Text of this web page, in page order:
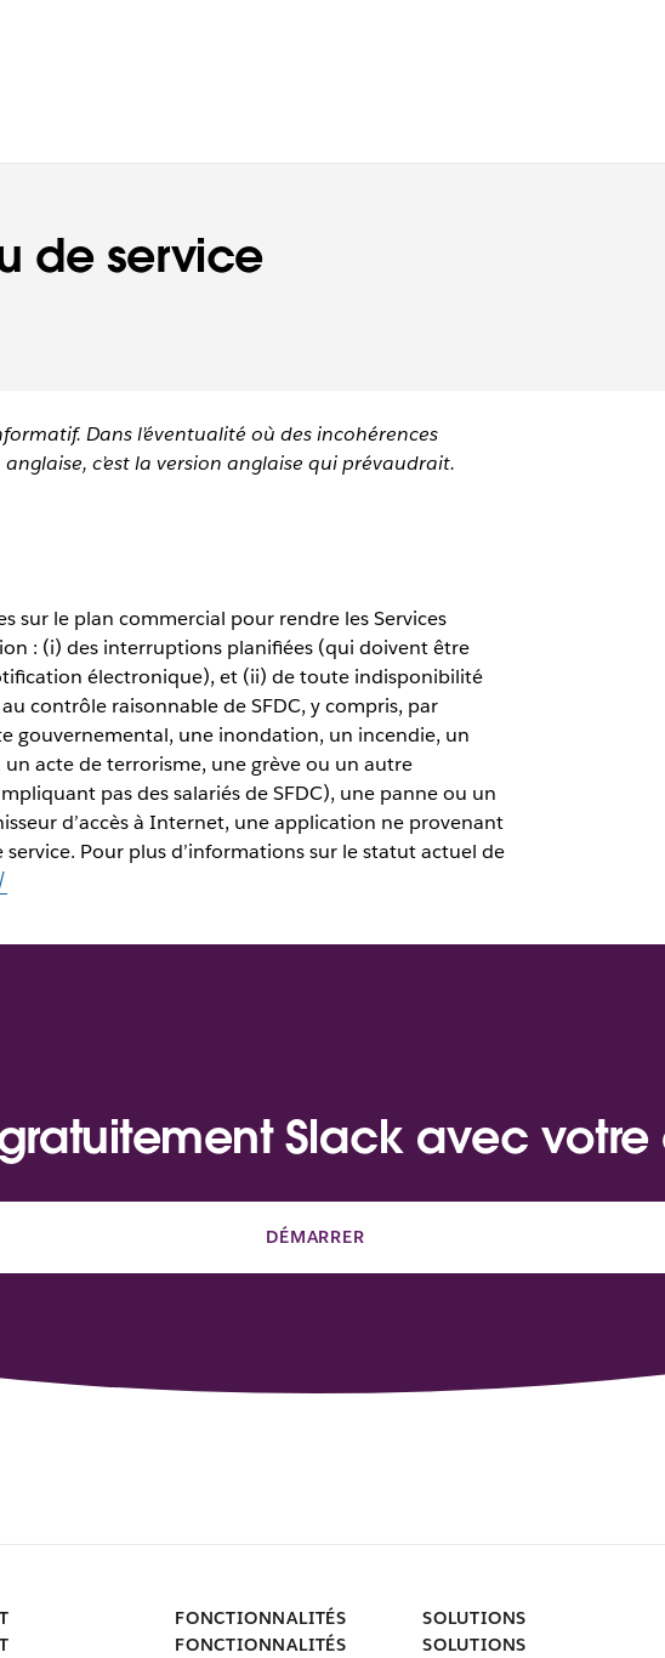
de service
Dans l’éventualité où des incohérences
c’est la version anglaise qui prévaudrait.
sur le plan commercial pour rendre les Services
: (i) des interruptions planifiées (qui doivent être
électronique), et (ii) de toute indisponibilité
contrôle raisonnable de SFDC, y compris, par
gouvernemental, une inondation, un incendie, un
acte de terrorisme, une grève ou un autre
pas des salariés de SFDC), une panne ou un
d’accès à Internet, une application ne provenant
Pour plus d’informations sur le statut actuel de
Slack avec
DÉMARRER
FONCTIONNALITÉS
FONCTIONNALITÉS
SOLUTIONS
SOLUTIONS